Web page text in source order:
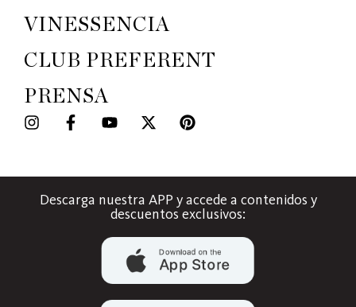
VINESSENCIA
CLUB PREFERENT
PRENSA
Descarga nuestra APP y accede a contenidos y
descuentos exclusivos: